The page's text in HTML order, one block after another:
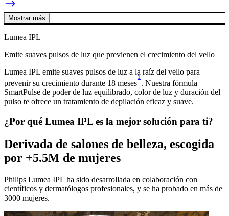
Mostrar más
Lumea IPL
Emite suaves pulsos de luz que previenen el crecimiento del vello
Lumea IPL emite suaves pulsos de luz a la raíz del vello para
prevenir su crecimiento durante 18 meses
1
. Nuestra fórmula
SmartPulse de poder de luz equilibrado, color de luz y duración del
pulso te ofrece un tratamiento de depilación eficaz y suave.
¿Por qué Lumea IPL es la mejor solución para ti?
Derivada de salones de belleza, escogida
por +5.5M de mujeres
Philips Lumea IPL ha sido desarrollada en colaboración con
científicos y dermatólogos profesionales, y se ha probado en más de
3000 mujeres.